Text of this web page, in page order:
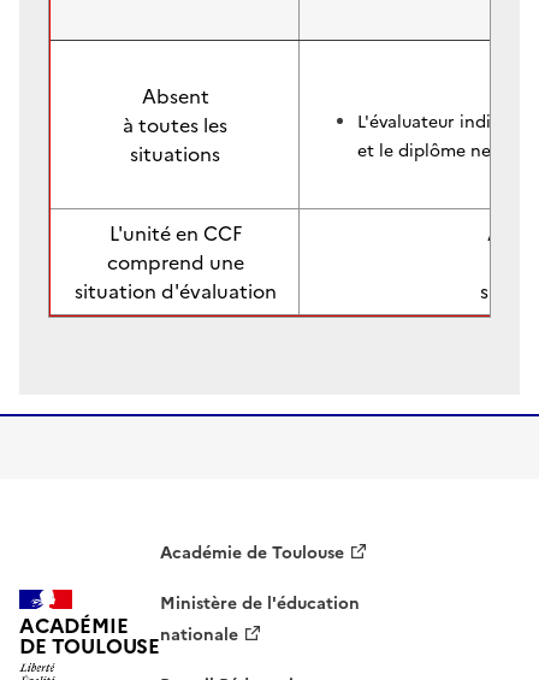
Absent
à toutes les
situations
L'évaluateur indique
et le diplôme ne
L'unité en CCF
comprend une
situation d'évaluation
ACADÉMIE
DE TOULOUSE
Académie de Toulouse
Ministère de l'éducation
nationale